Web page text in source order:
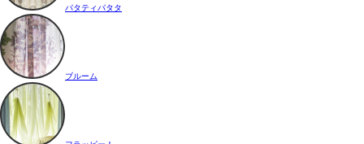
パタティパタタ
ブルーム